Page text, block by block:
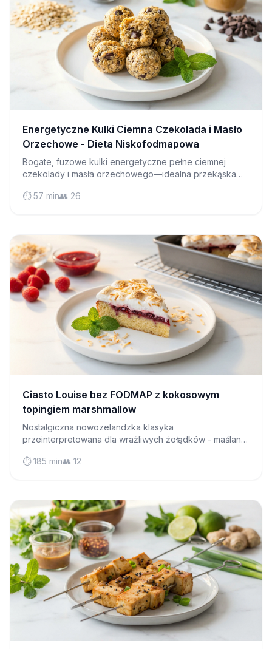
Energetyczne Kulki Ciemna Czekolada i Masło
Orzechowe - Dieta Niskofodmapowa
Bogate, fuzowe kulki energetyczne pełne ciemnej
czekolady i masła orzechowego—idealna przekąska
Twój dzień.
⏱️ 57 min👥 26
Ciasto Louise bez FODMAP z kokosowym
topingiem marshmallow
Nostalgiczna nowozelandzka klasyka
przeinterpretowana dla wrażliwych żołądków - maślane
puszysty kokosowy toping merengowy, całkowicie
⏱️ 185 min👥 12